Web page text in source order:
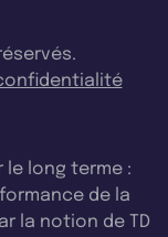
le long terme :
de la
la notion de TD